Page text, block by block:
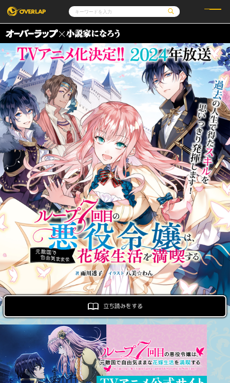
コミック
コミックガルド
コミッククリエ
LiQulle
ラブパルフェ
ライトノベル
文庫
ノベルス
ノベルスf
ロサージュノベルス
その他
コミックエッセイ
ポケットモンスター
アニメ
ゲーム
通販・NEWS
OVERLAP STORE
オーバーラップ広報室
企業
会社概要
採用情報
アクセス
オーバーラップホールディングス
お問い合わせはこちら
オーバーラップ文庫
オーバーラップノベルス
オーバーラップノベルスf
ロサージュノベルス
コミックガルド
コミッククリエ
立ち読みをする